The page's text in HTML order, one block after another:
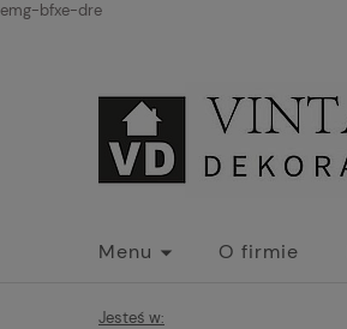
emg-bfxe-dre
Menu O firmie
Jesteś w: